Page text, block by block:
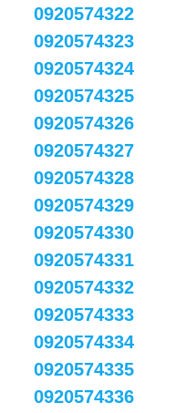
0920574322
0920574323
0920574324
0920574325
0920574326
0920574327
0920574328
0920574329
0920574330
0920574331
0920574332
0920574333
0920574334
0920574335
0920574336